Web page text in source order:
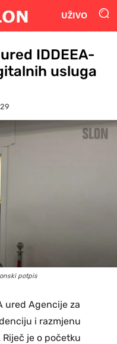
UŽIVO
IDDEEA-
usluga
potpis
ured Agencije za
i razmjenu
je o početku